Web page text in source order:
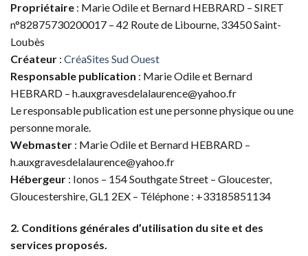
Propriétaire : Marie Odile et Bernard HEBRARD – SIRET
n°82875730200017 – 42 Route de Libourne, 33450 Saint-
Loubès
Créateur : CréaSites Sud Ouest
Responsable publication : Marie Odile et Bernard
HEBRARD – h.auxgravesdelalaurence@yahoo.fr
Le responsable publication est une personne physique ou une
personne morale.
Webmaster : Marie Odile et Bernard HEBRARD –
h.auxgravesdelalaurence@yahoo.fr
Hébergeur : Ionos – 154 Southgate Street – Gloucester,
Gloucestershire, GL1 2EX – Téléphone : +33185851134
2. Conditions générales d’utilisation du site et des
services proposés.